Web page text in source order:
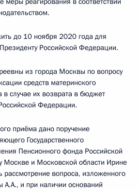
до 10 ноября 2020 года для
Российской Федерации.
из города Москвы по вопросу
средств материнского
в случае их возврата в бюджет
Федерации.
приёма дано поручение
Государственного
Пенсионного фонда Российской
Москве и Московской области Ирине
рассмотрение вопроса, изложенного
и при наличии оснований